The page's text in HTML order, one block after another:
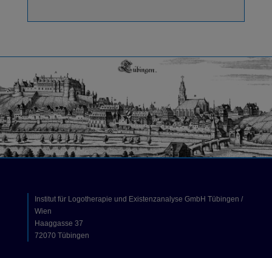
Institut für Logotherapie und Existenzanalyse GmbH Tübingen /
Wien
Haaggasse 37
72070 Tübingen